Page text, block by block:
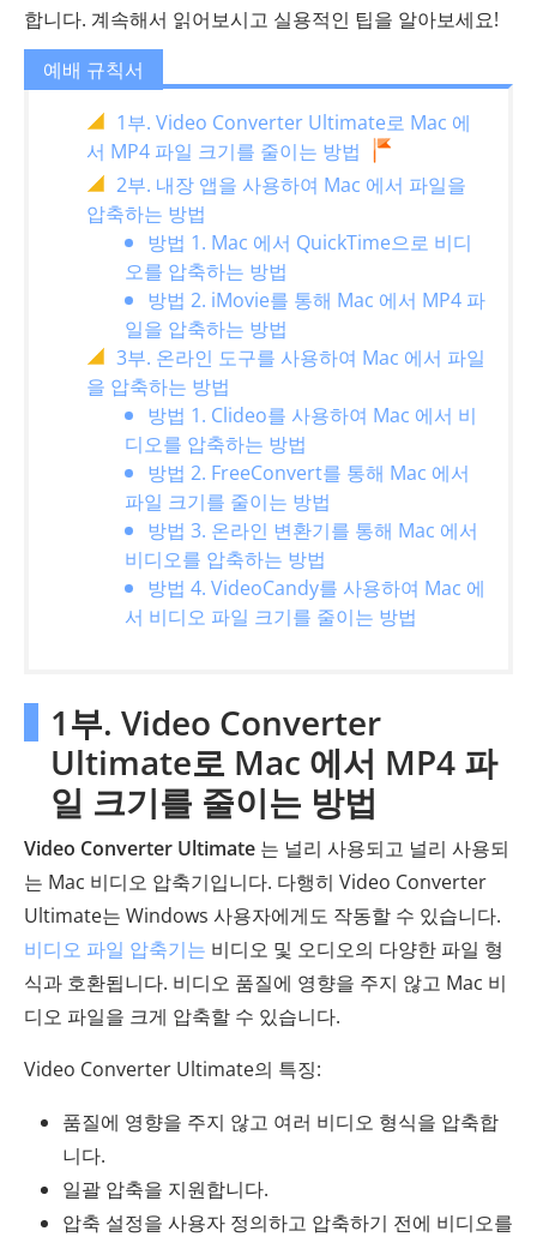
합니다. 계속해서 읽어보시고 실용적인 팁을 알아보세요!
예배 규칙서
1부. Video Converter Ultimate로 Mac 에
서 MP4 파일 크기를 줄이는 방법
2부. 내장 앱을 사용하여 Mac 에서 파일을
압축하는 방법
방법 1. Mac 에서 QuickTime으로 비디
오를 압축하는 방법
방법 2. iMovie를 통해 Mac 에서 MP4 파
일을 압축하는 방법
3부. 온라인 도구를 사용하여 Mac 에서 파일
을 압축하는 방법
방법 1. Clideo를 사용하여 Mac 에서 비
디오를 압축하는 방법
방법 2. FreeConvert를 통해 Mac 에서
파일 크기를 줄이는 방법
방법 3. 온라인 변환기를 통해 Mac 에서
비디오를 압축하는 방법
방법 4. VideoCandy를 사용하여 Mac 에
서 비디오 파일 크기를 줄이는 방법
1부. Video Converter
Ultimate로 Mac 에서 MP4 파
일 크기를 줄이는 방법
Video Converter Ultimate 는 널리 사용되고 널리 사용되
는 Mac 비디오 압축기입니다. 다행히 Video Converter
Ultimate는 Windows 사용자에게도 작동할 수 있습니다.
비디오 파일 압축기는 비디오 및 오디오의 다양한 파일 형
식과 호환됩니다. 비디오 품질에 영향을 주지 않고 Mac 비
디오 파일을 크게 압축할 수 있습니다.
Video Converter Ultimate의 특징:
품질에 영향을 주지 않고 여러 비디오 형식을 압축합
니다.
일괄 압축을 지원합니다.
압축 설정을 사용자 정의하고 압축하기 전에 비디오를